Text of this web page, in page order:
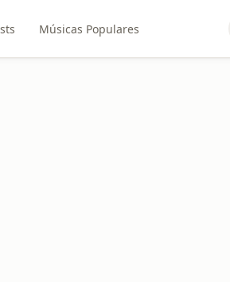
Músicas Populares